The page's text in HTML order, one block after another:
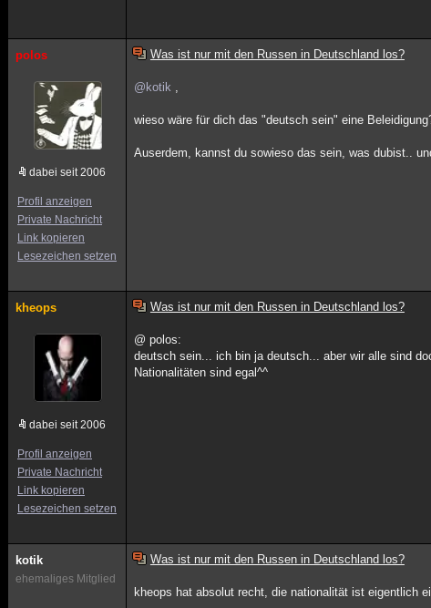
polos
dabei seit 2006
Profil anzeigen
Private Nachricht
Link kopieren
Lesezeichen setzen
Was ist nur mit den Russen in Deutschland los?
@kotik ,
wieso wäre für dich das "deutsch sein" eine
Auserdem, kannst du sowieso das sein, was dubist..
kheops
dabei seit 2006
Profil anzeigen
Private Nachricht
Link kopieren
Lesezeichen setzen
Was ist nur mit den Russen in Deutschland los?
@ polos:
deutsch sein... ich bin ja deutsch... aber wir alle sind
Nationalitäten sind egal^^
kotik
ehemaliges Mitglied
Was ist nur mit den Russen in Deutschland los?
kheops hat absolut recht, die nationalität ist eigentlich